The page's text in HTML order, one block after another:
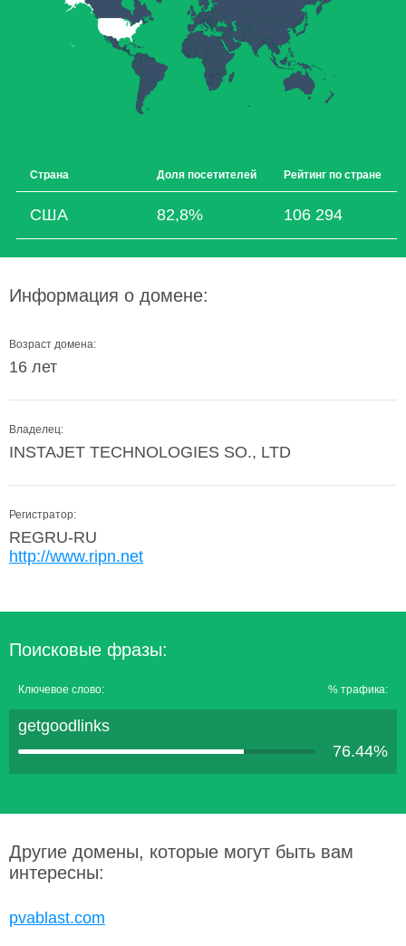
Страна Доля посетителей Рейтинг по стране
США 82,8% 106 294
Информация о домене:
Возраст домена:
16 лет
Владелец:
INSTAJET TECHNOLOGIES SO., LTD
Регистратор:
REGRU-RU
http://www.ripn.net
Поисковые фразы:
Ключевое слово: % трафика:
getgoodlinks
76.44%
Другие домены, которые могут быть вам
интересны:
pvablast.com